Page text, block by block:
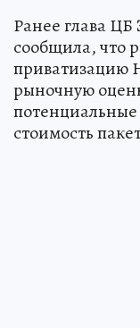
Ранее глава
сообщила, что
приватизацию
рыночную
стоимость